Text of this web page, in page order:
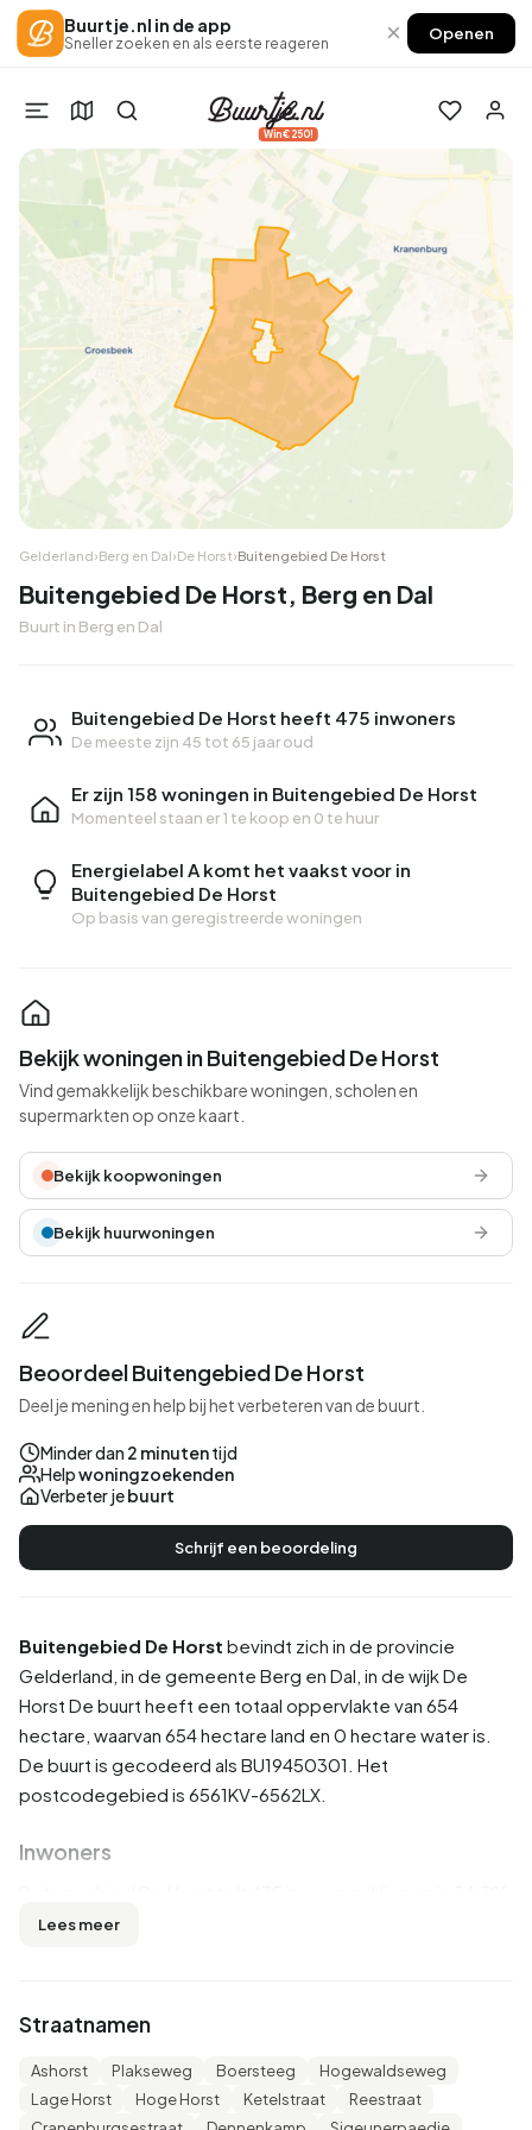
Buurtje.nl in de app
Sneller zoeken en als eerste reageren × Openen
Win €250!
Gelderland›Berg en Dal›De Horst›Buitengebied De Horst
Buitengebied De Horst, Berg en Dal
Buurt in Berg en Dal
Buitengebied De Horst heeft 475 inwoners
De meeste zijn 45 tot 65 jaar oud
Er zijn 158 woningen in Buitengebied De Horst
Momenteel staan er1 te koop en 0 te huur
Energielabel A komt het vaakst voor in
Buitengebied De Horst
Op basis van geregistreerde woningen
Buitengebied De Horst bevindt zich in de provincie
Gelderland , in de gemeente Berg en Dal , in de wijkDe
Horst De buurt heeft een totaal oppervlakte van 654
hectare, waarvan 654 hectare land en 0 hectare water is.
De buurt is gecodeerd als BU19450301. Het
postcodegebied is 6561KV-6562LX.
Inwoners
man en 46,3% vrouw. De meeste inwoners zijn 45 tot 65
is ongehuwd, 46,3% is gehuwd, 3,2% is gescheiden en
5,3% is verweduwd. 445 inwoners komen uit Nederland,
20 komen uit Europa en 10 komen uit landen buiten Europa.
Lees meer
Straatnamen
Ashorst Plakseweg Boersteeg
Hogewaldseweg
Lage Horst
Hoge Horst Ketelstraat
Reestraat
Bekijk woningen in Buitengebied De Horst
Vind gemakkelijk beschikbare woningen, scholen en
supermarkten op onze kaart.
Bekijk koopwoningen
Bekijk huurwoningen
Beoordeel Buitengebied De Horst
Deel je mening en help bij het verbeteren van de buurt.
Minder dan 2 minutentijd
Helpwoningzoekenden
Verbeter jebuurt
Schrijf een beoordeling